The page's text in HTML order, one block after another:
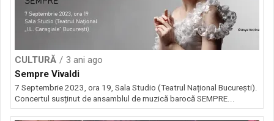
CULTURĂ
3 ani ago
Sempre Vivaldi
7 Septembrie 2023, ora 19, Sala Studio (Teatrul Național București).
Concertul susținut de ansamblul de muzică barocă SEMPRE...